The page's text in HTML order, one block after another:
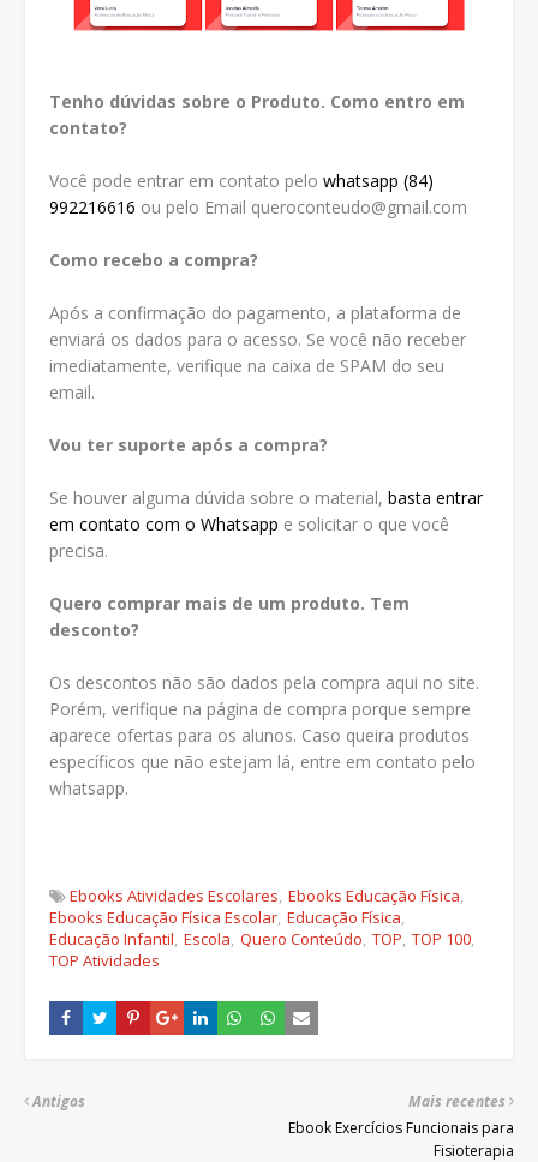
Tenho dúvidas sobre o Produto. Como entro em
contato?
Você pode entrar em contato pelo whatsapp (84)
992216616 ou pelo Email queroconteudo@gmail.com
Como recebo a compra?
Após a confirmação do pagamento, a plataforma de
enviará os dados para o acesso. Se você não receber
imediatamente, verifique na caixa de SPAM do seu
email.
Vou ter suporte após a compra?
Se houver alguma dúvida sobre o material, basta entrar
em contato com o Whatsapp e solicitar o que você
precisa.
Quero comprar mais de um produto. Tem
desconto?
Os descontos não são dados pela compra aqui no site.
Porém, verifique na página de compra porque sempre
aparece ofertas para os alunos. Caso queira produtos
específicos que não estejam lá, entre em contato pelo
whatsapp.
Ebooks Atividades Escolares Ebooks Educação Física
Ebooks Educação Física Escolar Educação Física
Educação Infantil Escola Quero Conteúdo TOP TOP 100
TOP Atividades
Mais recentes
Ebook Exercícios Funcionais para
Fisioterapia
Antigos